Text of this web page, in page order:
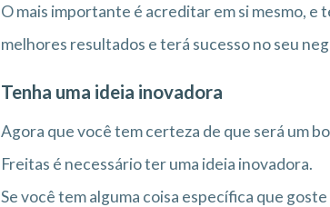
O mais importante é acreditar em si mesmo,
melhores resultados e terá sucesso no seu
Tenha uma ideia inovadora
Agora que você tem certeza de que será um
Freitas é necessário ter uma ideia inovadora.
Se você tem alguma coisa específica que